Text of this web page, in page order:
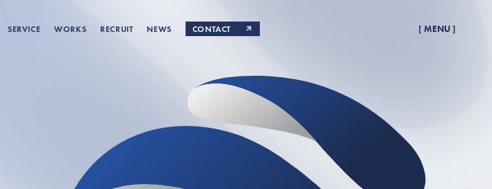
SERVICE WORKS RECRUIT NEWS CONTACT